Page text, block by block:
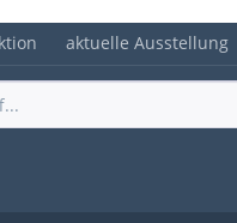
aktuelle Ausstellung